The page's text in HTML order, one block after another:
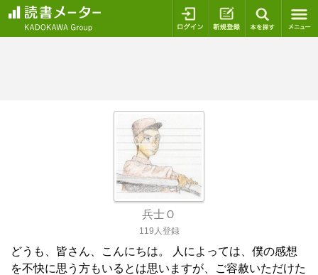
ログイン 新規登録
兵士Ｏ
119人登録
どうも、皆さん、こんにちは。 人によっては、僕の感想
を不快に思う方もいるとは思いますが、ご容赦いただけた